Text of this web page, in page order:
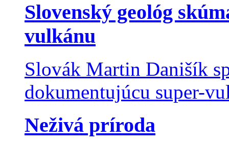
Slovenský geológ
vulkánu
Slovák Martin Danišík
dokumentujúcu super-
Neživá príroda